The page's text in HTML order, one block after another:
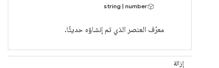
string | number
معرّف العنصر الذي تم إنشاؤه حديثًا.
إزالة